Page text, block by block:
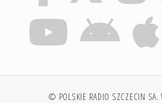
© POLSKIE RADIO SZCZECIN SA.